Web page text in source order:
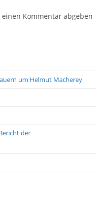
einen Kommentar abgeben
um Helmut Macherey
der